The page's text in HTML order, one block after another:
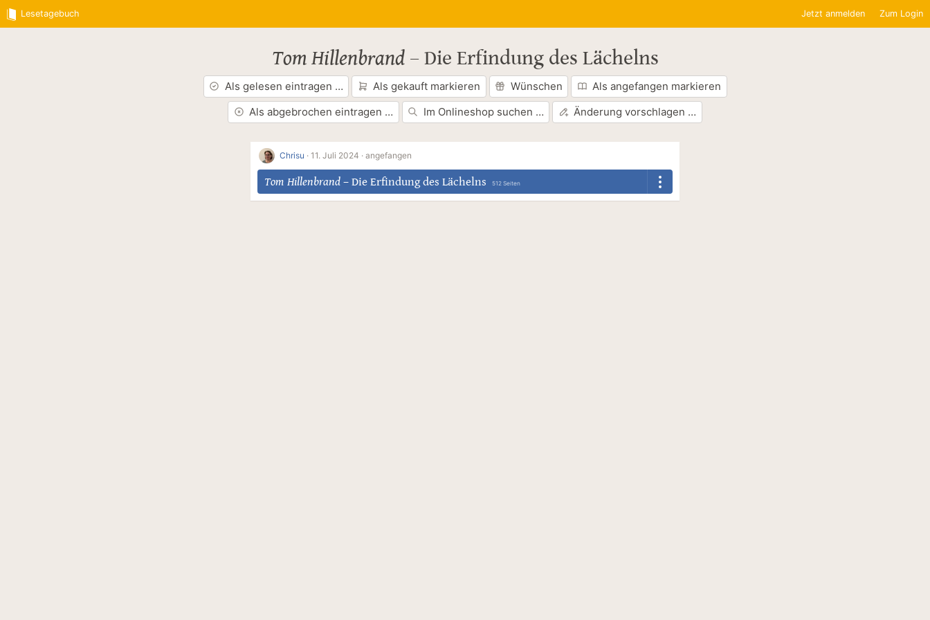
Lesetagebuch Jetzt anmelden Zum Login
Tom Hillenbrand– Die Erfindung des Lächelns
Als gelesen eintragen … Als gekauft markieren Wünschen
Als angefangen markieren
Als abgebrochen eintragen …
Im Onlineshop suchen … Änderung vorschlagen …
Chrisu · 11. Juli 2024 · angefangen
Tom Hillenbrand – Die Erfindung des Lächelns 512 Seiten